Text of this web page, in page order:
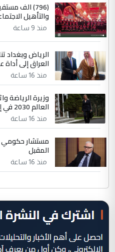
(796) الف
والتأهيل
منذ 9 ساعة
الرياض وبغداد
العراق إلى
منذ 16 ساعة
وزيرة الرياضة
العالم 2030 في إسبانيا
منذ 16 ساعة
مستشار حكومي
المقبل
منذ 16 ساعة